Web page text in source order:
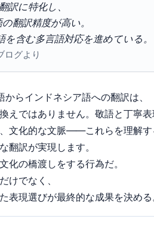
訳に特化し、
翻訳精度が高い。
含む多言語対応を進めている。
グより
からインドネシア語への翻訳は、
えではありません。敬語と丁寧
文化的な文脈——これらを理解す
翻訳が実現します。
化の橋渡しをする行為だ。
けでなく、
表現選びが最終的な成果を決め